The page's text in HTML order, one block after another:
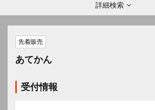
詳細検索
先着販売
あてかん
受付情報